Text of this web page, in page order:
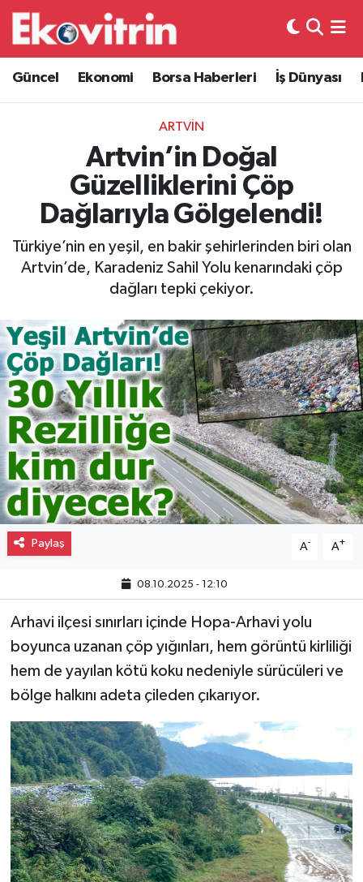
Güncel Ekonomi Borsa Haberleri İş Dünyası
ARTVİN
Artvin’in Doğal
Güzelliklerini Çöp
Dağlarıyla Gölgelendi!
Türkiye’nin en yeşil, en bakir şehirlerinden biri olan
Artvin’de, Karadeniz Sahil Yolu kenarındaki çöp
dağları tepki çekiyor.
Paylaş A- A+
08.10.2025 - 12:10
Arhavi ilçesi sınırları içinde Hopa-Arhavi yolu
boyunca uzanan çöp yığınları, hem görüntü kirliliği
hem de yayılan kötü koku nedeniyle sürücüleri ve
bölge halkını adeta çileden çıkarıyor.
Güncel
Ekonomi
Borsa Haberleri
İş Dünyası
Lojistik
Otovitrin
Magazin
Gayrimenkul
Spor
Eğitim
Hava Durumu
Trafik Durumu
Süper Lig Puan Durumu ve Fikstür
Tüm Manşetler
Son Dakika Haberleri
Haber Arşivi